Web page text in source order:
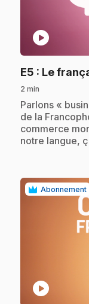
play_circle
E5 : Le
2 min
.Parlons «
de la
commerce
notre langue,
Abonnement
play_circle